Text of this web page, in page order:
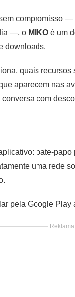
compromisso
—, o MIKO é um
downloads.
quais
aparecem nas
com
bate-
uma rede
pela Google Play